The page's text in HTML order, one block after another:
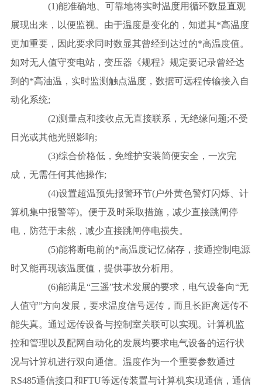
(1)能准确地、可靠地将实时温度用循环数显直观
展现出来，以便监视。由于温度是变化的，知道其*高温度
更加重要，因此要求同时数显其曾经到达过的*高温度值。
如对无人值守变电站，变压器《规程》规定要记录曾经达
到的*高油温，实时监测触点温度，数据可远程传输接入自
动化系统;
(2)测量点和接收点无直接联系，无绝缘问题;不受
日光或其他光照影响;
(3)综合价格低，免维护安装简便安全，一次完
成，无需任何其他操作;
(4)设置超温预先报警环节(户外黄色警灯闪烁、计
算机集中报警等)。便于及时采取措施，减少直接跳闸停
电，防范于未然，减少直接跳闸停电损失。
(5)能将断电前的*高温度记忆储存，接通控制电源
时又能再现该温度值，提供事故分析用。
(6)能满足“三遥”技术发展的要求，电气设备向“无
人值守”方向发展，要求温度信号远传，而且长距离远传不
能失真。通过远传设备与控制室关联可以实现。计算机监
控和管理以及配网自动化的发展均要求电气设备的运行状
况与计算机进行双向通信。温度作为一个重要参数通过
RS485通信接口和FTU等远传装置与计算机实现通信，通信